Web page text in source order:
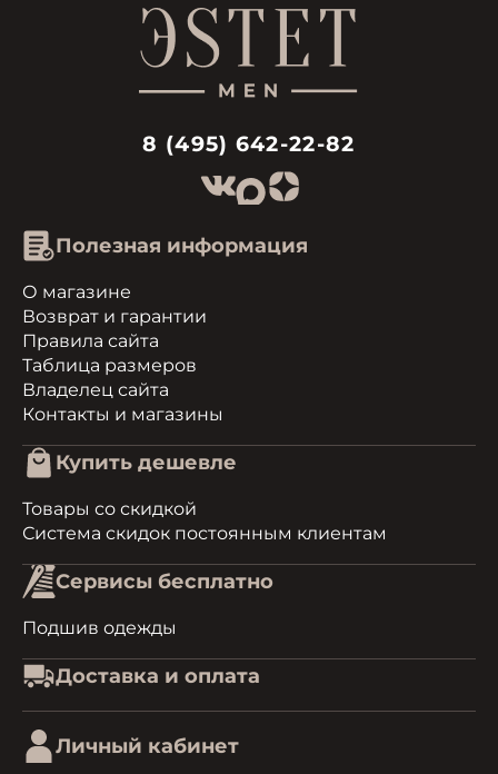
8 (495) 642-22-82
Полезная информация
О магазине
Возврат и гарантии
Правила сайта
Таблица размеров
Владелец сайта
Контакты и магазины
Купить дешевле
Товары со скидкой
Система скидок постоянным клиентам
Сервисы бесплатно
Подшив одежды
Доставка и оплата
Личный кабинет